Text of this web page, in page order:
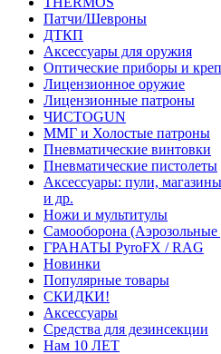
Патчи/Шевроны
ДТКП
Аксессуары для оружия
Оптические приборы и
Лицензионное оружие
Лицензионные патроны
ЧИСТОGUN
ММГ и Холостые патроны
Пневматические винтовки
Пневматические пистолеты
Аксессуары: пули,
и др.
Ножи и мультитулы
Самооборона (Аэрозольные
ГРАНАТЫ PyroFX / RAG
Новинки
Популярные товары
СКИДКИ!
Аксессуары
Средства для дезинсекции
Нам 10 ЛЕТ